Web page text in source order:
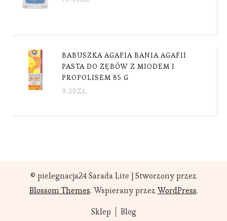
BABUSZKA AGAFIA BANIA AGAFII
PASTA DO ZĘBÓW Z MIODEM I
PROPOLISEM 85 G
9.20ZŁ
© pielegnacja24Sarada Lite | Stworzony przez
Blossom Themes. Wspierany przez WordPress.
Sklep
Blog